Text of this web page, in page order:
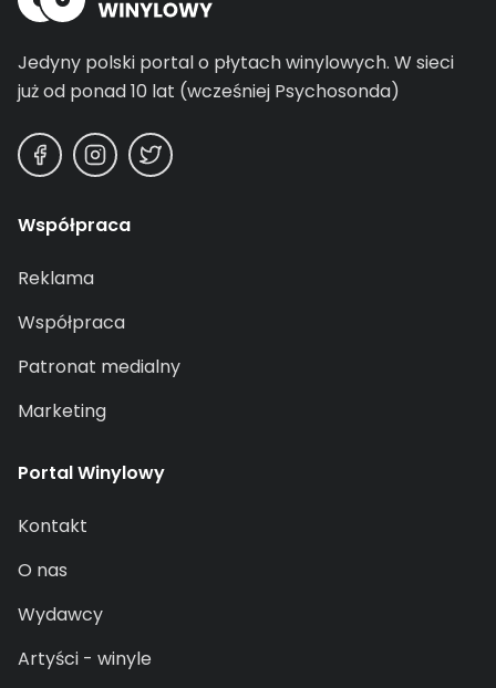
Jedyny polski portal o płytach winylowych. W sieci
już od ponad 10 lat (wcześniej Psychosonda)
Współpraca
Reklama
Współpraca
Patronat medialny
Marketing
Portal Winylowy
Kontakt
O nas
Wydawcy
Artyści - winyle